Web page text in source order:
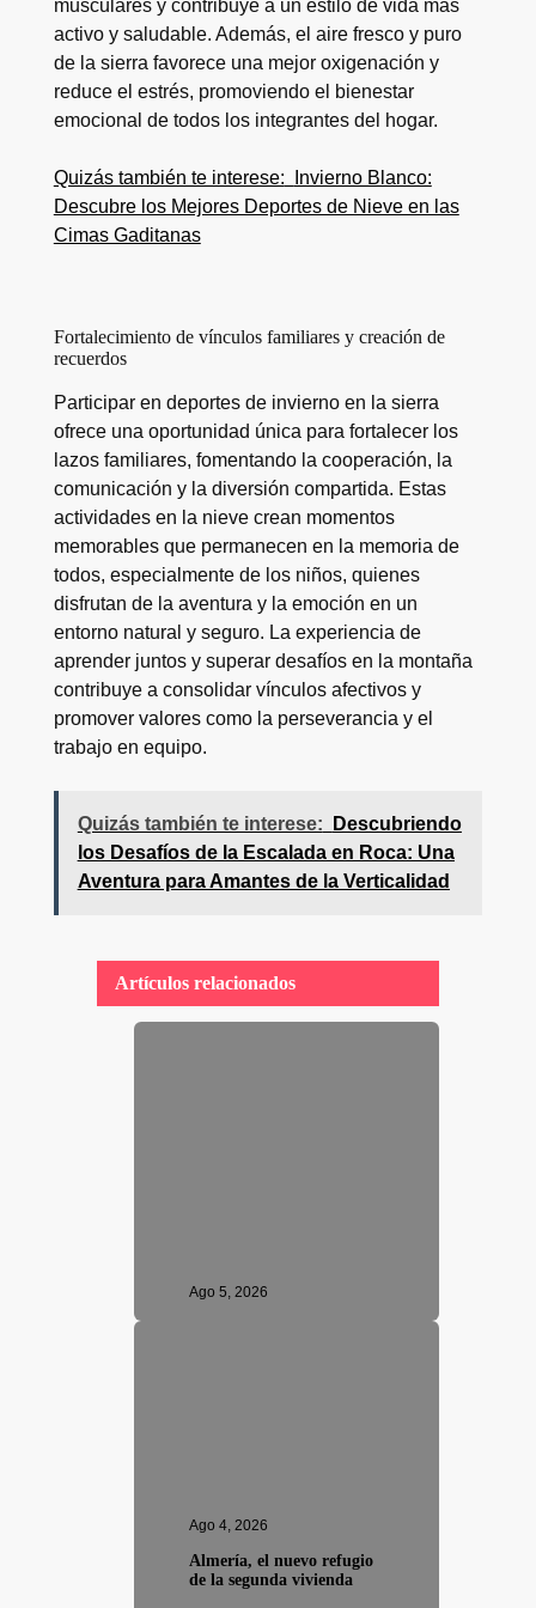
musculares y contribuye a un estilo de vida más
activo y saludable. Además, el aire fresco y puro
de la sierra favorece una mejor oxigenación y
reduce el estrés, promoviendo el bienestar
emocional de todos los integrantes del hogar.
Quizás también te interese:
Invierno Blanco:
Descubre los Mejores Deportes de Nieve en las
Cimas Gaditanas
Fortalecimiento de vínculos familiares y creación de
recuerdos
Participar en deportes de invierno en la sierra
ofrece una oportunidad única para fortalecer los
lazos familiares, fomentando la cooperación, la
comunicación y la diversión compartida. Estas
actividades en la nieve crean momentos
memorables que permanecen en la memoria de
todos, especialmente de los niños, quienes
disfrutan de la aventura y la emoción en un
entorno natural y seguro. La experiencia de
aprender juntos y superar desafíos en la montaña
contribuye a consolidar vínculos afectivos y
promover valores como la perseverancia y el
trabajo en equipo.
Quizás también te interese:
Descubriendo
los Desafíos de la Escalada en Roca: Una
Aventura para Amantes de la Verticalidad
Artículos relacionados
Ago 5, 2026
Ago 4, 2026
Almería, el nuevo refugio
de la segunda vivienda